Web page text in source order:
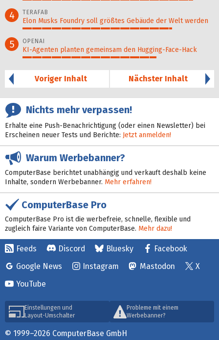
89%
4 TERAFAB
Elon Musks Foundry soll größ­tes Gebäude der Welt werden
78%
5 OPENAI
KI-Agenten planten gemein­sam den Hugging-Face-Hack
70%
Voriger Inhalt
Nächster Inhalt
Nichts mehr verpassen!
Erhalte eine Push-Benachrichtigung (oder einen Newsletter) bei
Erscheinen neuer Tests und Berichte: Jetzt anmelden!
Warum Werbebanner?
ComputerBase berichtet unabhängig und verkauft deshalb keine
Inhalte, sondern Werbebanner. Mehr erfahren!
ComputerBase Pro
ComputerBase Pro ist die werbefreie, schnelle, flexible und
zugleich faire Variante von ComputerBase. Mehr dazu!
Feeds Discord Bluesky
Facebook
Google News
Instagram Mastodon
X
YouTube
Einstellungen und
Layout-Umschalter
Probleme mit einem
Werbebanner?
© 1999–2026 ComputerBase GmbH